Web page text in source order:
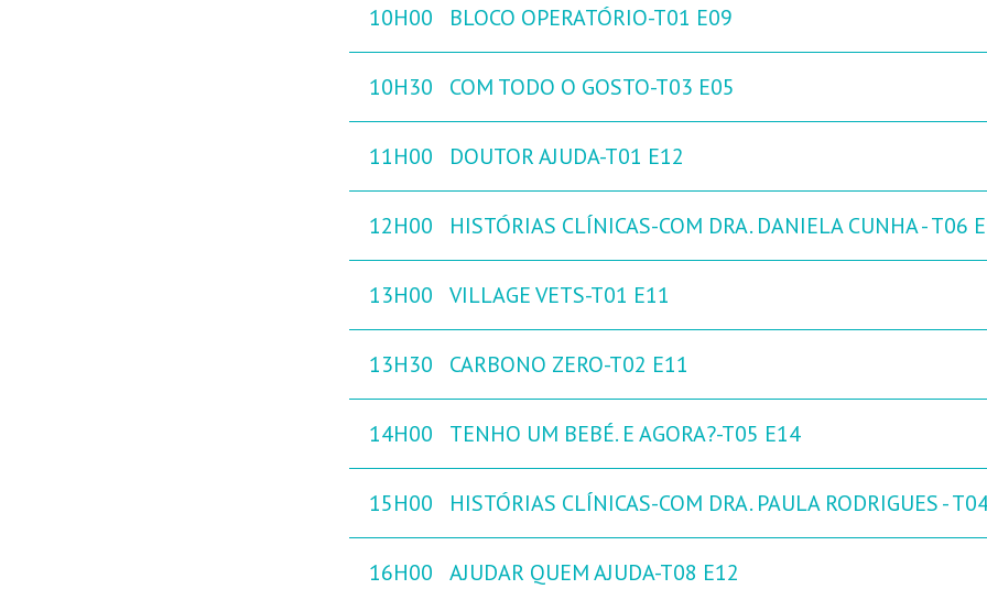
10H00 BLOCO OPERATÓRIO-T01 E09
10H30 COM TODO O GOSTO-T03 E05
11H00 DOUTOR AJUDA-T01 E12
12H00 HISTÓRIAS CLÍNICAS-COM DRA. DANIELA CUNHA - T06
13H00 VILLAGE VETS-T01 E11
13H30 CARBONO ZERO-T02 E11
14H00 TENHO UM BEBÉ. E AGORA?-T05 E14
15H00 HISTÓRIAS CLÍNICAS-COM DRA. PAULA RODRIGUES -
16H00 AJUDAR QUEM AJUDA-T08 E12